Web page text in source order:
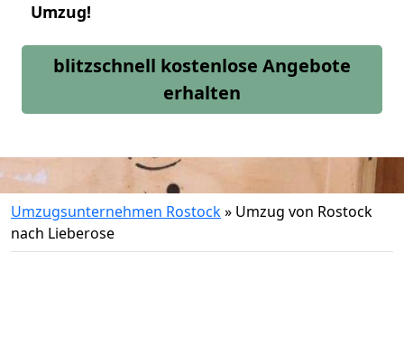
Umzug!
blitzschnell kostenlose Angebote
erhalten
Umzugsunternehmen Rostock» Umzug von Rostock
nach Lieberose